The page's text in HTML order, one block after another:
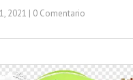
2021 | 0 Comentario